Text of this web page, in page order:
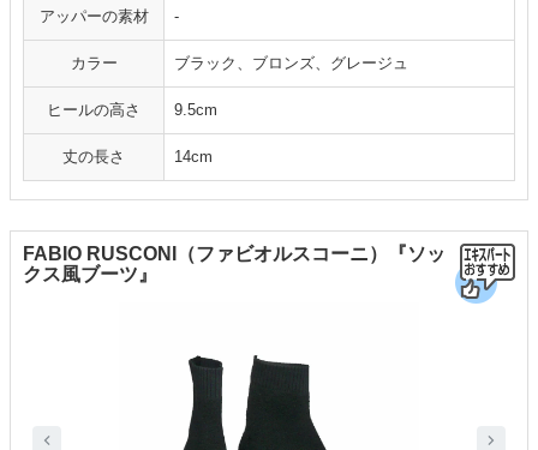
アッパーの素材 -
カラー ブラック、ブロンズ、グレージュ
ヒールの高さ 9.5cm
丈の長さ 14cm
FABIO RUSCONI（ファビオルスコーニ）『ソッ
クス風ブーツ』